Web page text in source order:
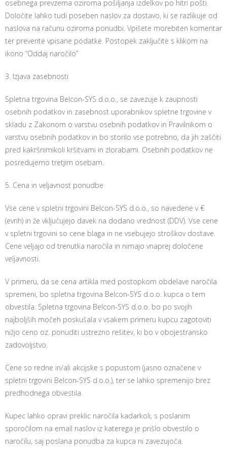
osebnega prevzema oziroma pošiljanja izdelkov po hitri pošti.
Določite lahko tudi poseben naslov za dostavo, ki se razlikuje od
naslova na računu oziroma ponudbi. Vpišete morebiten komentar
ter preverite vpisane podatke. Postopek zaključite s klikom na
ikono “Oddaj naročilo”
3. Izjava zasebnosti
Spletna trgovina Belcon-SYS d.o.o., se zavezuje k zaupnosti
osebnih podatkov in zasebnost uporabnikov spletne trgovine v
skladu z Zakonom o varstvu osebnih podatkov in Pravilnikom o
varstvu osebnih podatkov in bo storilo vse potrebno, da jih zaščiti
pred kakršnimikoli kršitvami in zlorabami. Osebnih podatkov ne
posredujemo tretjim osebam.
5. Cena in veljavnost ponudbe
Vse cene v spletni trgovini Belcon-SYS d.o.o., so navedene v €
(evrih) in že vključujejo davek na dodano vrednost (DDV). Vse cene
v spletni trgovini so cene blaga in ne vsebujejo stroškov dostave.
Cene veljajo od trenutka naročila in nimajo vnaprej določene
veljavnosti.
V primeru, da se cena artikla med postopkom obdelave naročila
spremeni, bo spletna trgovina Belcon-SYS d.o.o. kupca o tem
obvestila. Spletna trgovina Belcon-SYS d.o.o. bo po svojih
najboljših močeh poskušala v vsakem primeru kupcu zagotoviti
nižjo ceno oz. ponuditi ustrezno rešitev, ki bo v obojestransko
zadovoljstvo.
Cene so redne in/ali akcijske s popustom (jasno označene v
spletni trgovini Belcon-SYS d.o.o.), ter se lahko spremenijo brez
predhodnega obvestila.
Kupec lahko opravi preklic naročila kadarkoli, s poslanim
sporočilom na email naslov iz katerega je prišlo obvestilo o
naročilu, saj poslana ponudba za kupca ni zavezujoča.